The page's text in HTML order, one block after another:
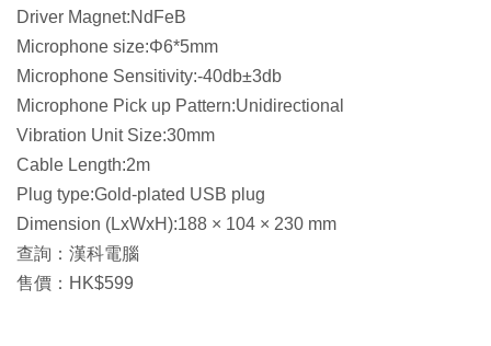
Driver Magnet:NdFeB
Microphone size:Φ6*5mm
Microphone Sensitivity:-40db±3db
Microphone Pick up Pattern:Unidirectional
Vibration Unit Size:30mm
Cable Length:2m
Plug type:Gold-plated USB plug
Dimension (LxWxH):188 × 104 × 230 mm
查詢：漢科電腦
售價：HK$599